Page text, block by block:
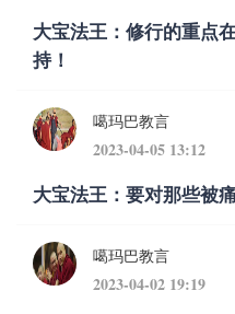
大宝法王：修行的重点
持！
噶玛巴教言
2023-04-05 13:12
大宝法王：要对那些被
噶玛巴教言
2023-04-02 19:19